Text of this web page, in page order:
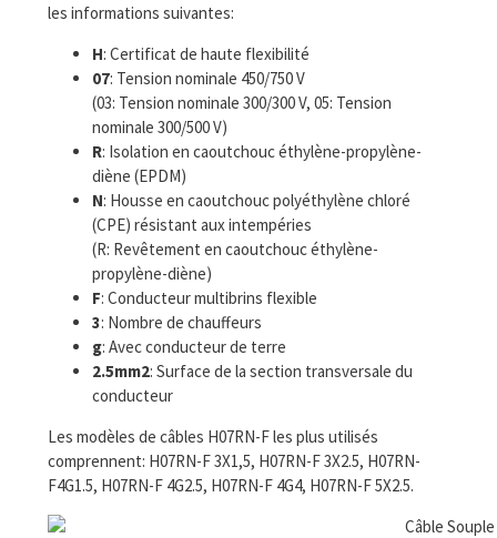
les informations suivantes:
H: Certificat de haute flexibilité
07: Tension nominale 450/750 V
(03: Tension nominale 300/300 V, 05: Tension
nominale 300/500 V)
R: Isolation en caoutchouc éthylène-propylène-
diène (EPDM)
N: Housse en caoutchouc polyéthylène chloré
(CPE) résistant aux intempéries
(R: Revêtement en caoutchouc éthylène-
propylène-diène)
F: Conducteur multibrins flexible
3: Nombre de chauffeurs
g: Avec conducteur de terre
2.5mm2: Surface de la section transversale du
conducteur
Les modèles de câbles H07RN-F les plus utilisés
comprennent: H07RN-F 3X1,5, H07RN-F 3X2.5, H07RN-
F4G1.5, H07RN-F 4G2.5, H07RN-F 4G4, H07RN-F 5X2.5.